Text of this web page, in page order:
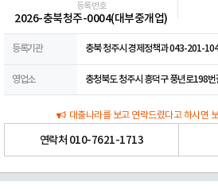
등록번호
2026-충북청주-0004(대부중개업)
등록기관 충북 청주시 경제정책과 043-201-
영업소 충청북도 청주시 흥덕구 풍년로198
대출나라를 보고 연락드렸다고 하시면
연락처 010-7621-1713